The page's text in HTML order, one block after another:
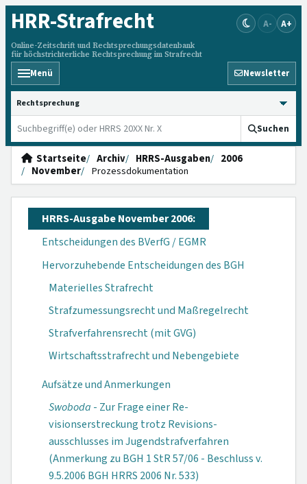
HRR-Strafrecht
Online-Zeitschrift und Rechtsprechungsdatenbank
für höchstrichterliche Rechtsprechung im Strafrecht
A- A+
Menü Newsletter
HRRS durchsuchen
Suchen
Startseite Archiv HRRS-Ausgaben
2006
November
Prozessdokumentation
HRRS-Ausgabe November 2006:
Entscheidungen des BVerfG / EGMR
Hervorzuhebende Entscheidungen des BGH
Materielles Strafrecht
Strafzumessungsrecht und Maßregelrecht
Strafverfahrensrecht (mit GVG)
Wirtschaftsstrafrecht und Nebengebiete
Aufsätze und Anmerkungen
Swoboda - Zur Frage einer Re­
visionserstreckung trotz Revisions­
ausschlusses im Jugendstrafver­fahren
(Anmerkung zu BGH 1 StR 57/06 - Beschluss v.
9.5.2006 BGH HRRS 2006 Nr. 533)